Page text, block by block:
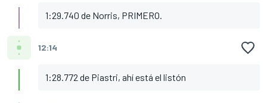
1:29.740 de Norris, PRIMERO.
12:14
1:28.772 de Piastri, ahí está el listón